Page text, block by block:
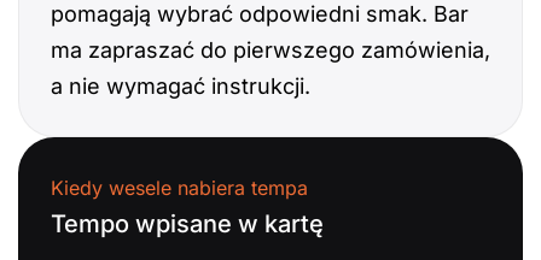
pomagają wybrać odpowiedni smak. Bar
ma zapraszać do pierwszego zamówienia,
a nie wymagać instrukcji.
Kiedy wesele nabiera tempa
Tempo wpisane w kartę